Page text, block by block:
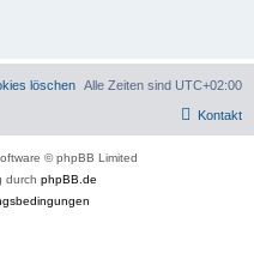
Alle Zeiten sind UTC+02:00
löschen
Kontakt
© phpBB Limited
durch phpBB.de